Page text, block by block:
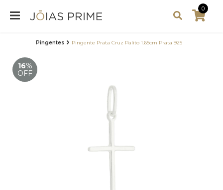
0
Pingentes Pingente Prata Cruz Palito 1.65cm Prata 925
16%
OFF